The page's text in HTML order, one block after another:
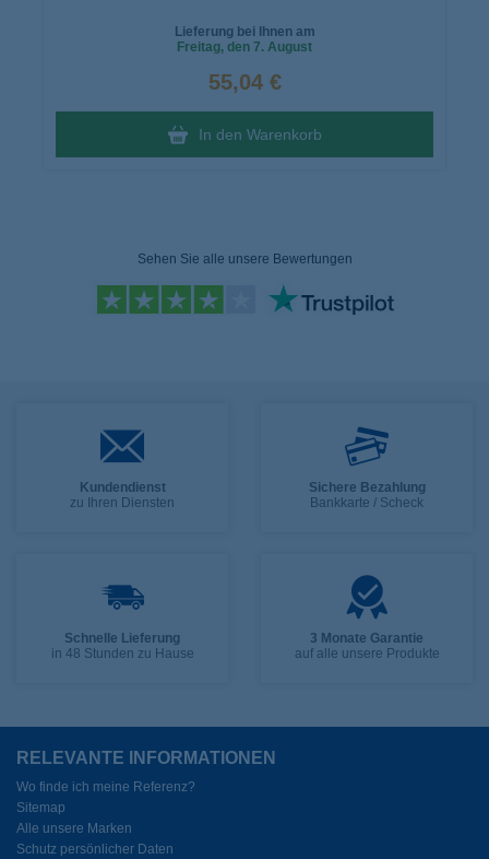
Lieferung bei Ihnen am
Freitag, den 7. August
55,04 €
In den Warenkorb
Sehen Sie alle unsere Bewertungen
Kundendienst
zu Ihren Diensten
Sichere Bezahlung
Bankkarte / Scheck
Schnelle Lieferung
in 48 Stunden zu Hause
3 Monate Garantie
auf alle unsere Produkte
RELEVANTE INFORMATIONEN
Wo finde ich meine Referenz?
Sitemap
Alle unsere Marken
Schutz persönlicher Daten